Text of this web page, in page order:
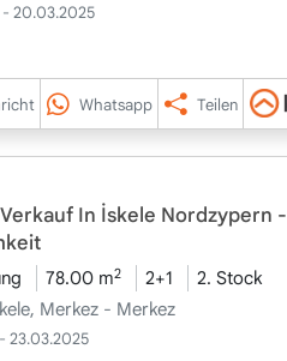
20.03.2025
Whatsapp Teilen
In İskele Nordzypern -
78.00 m2 2+1
2. Stock
Merkez - Merkez
23.03.2025